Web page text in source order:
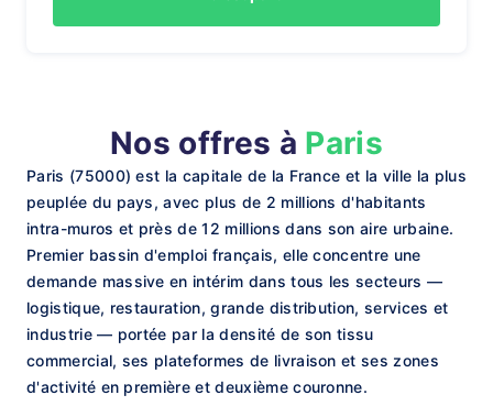
Nos offres à Paris
Paris (75000) est la capitale de la France et la ville la plus
peuplée du pays, avec plus de 2 millions d'habitants
intra-muros et près de 12 millions dans son aire urbaine.
Premier bassin d'emploi français, elle concentre une
demande massive en intérim dans tous les secteurs —
logistique, restauration, grande distribution, services et
industrie — portée par la densité de son tissu
commercial, ses plateformes de livraison et ses zones
d'activité en première et deuxième couronne.